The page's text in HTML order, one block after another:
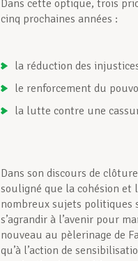
Dans cette optique, trois
cinq prochaines années :
la réduction des
le renforcement du
la lutte contre une
Dans son discours de
souligné que la cohésion et
nombreux sujets politiques
s’agrandir à l’avenir pour
nouveau au pèlerinage de
qu’à l’action de